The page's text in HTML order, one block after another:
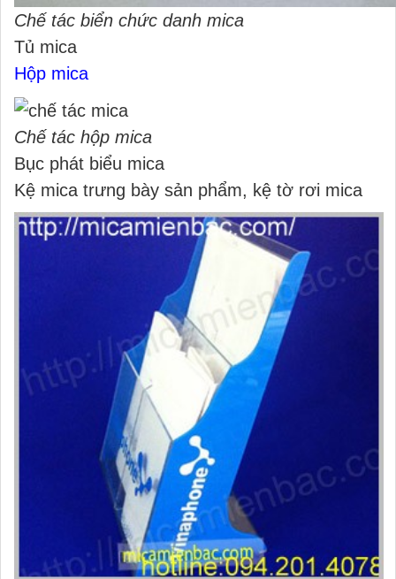
Chế tác biển chức danh mica
Tủ mica
Hộp mica
Chế tác hộp mica
Bục phát biểu mica
Kệ mica trưng bày sản phẩm, kệ tờ rơi mica